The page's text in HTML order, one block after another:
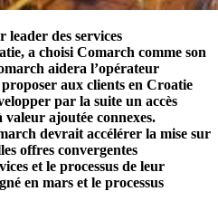
des services
a choisi Comarch comme son
aidera l’opérateur
aux clients en Croatie
par la suite un accès
valeur ajoutée connexes.
devrait accélérer la mise sur
offres convergentes
et le processus de leur
en mars et le processus